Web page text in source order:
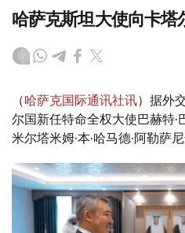
哈萨克斯坦大使向卡塔
（哈萨克国际通讯社讯）据外
尔国新任特命全权大使巴赫特
米尔塔米姆·本·哈马德·阿勒萨